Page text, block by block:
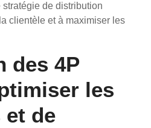
de distribution
clientèle et à maximiser les
des 4P
les
et de